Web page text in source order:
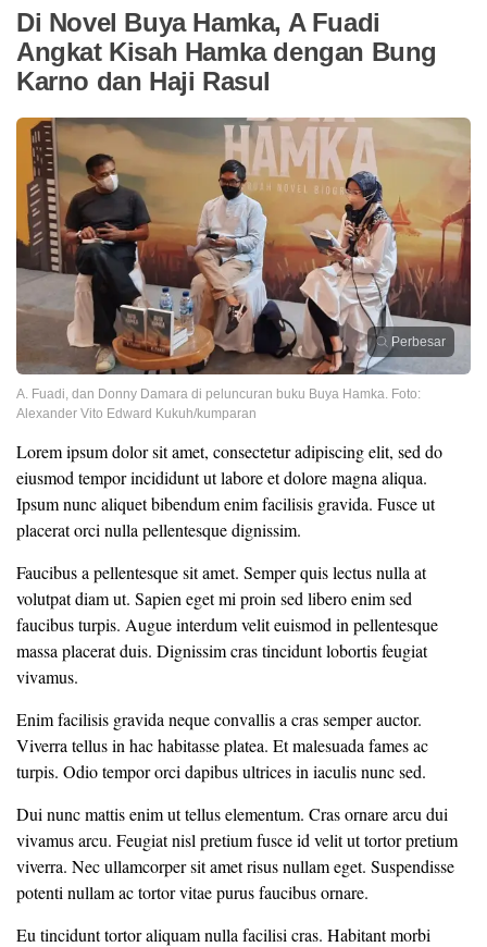
Di Novel Buya Hamka, A Fuadi
Angkat Kisah Hamka dengan Bung
Karno dan Haji Rasul
Perbesar
A. Fuadi, dan Donny Damara di peluncuran buku Buya Hamka. Foto:
Alexander Vito Edward Kukuh/kumparan
Lorem ipsum dolor sit amet, consectetur adipiscing elit, sed do
eiusmod tempor incididunt ut labore et dolore magna aliqua.
Ipsum nunc aliquet bibendum enim facilisis gravida. Fusce ut
placerat orci nulla pellentesque dignissim.
Faucibus a pellentesque sit amet. Semper quis lectus nulla at
volutpat diam ut. Sapien eget mi proin sed libero enim sed
faucibus turpis. Augue interdum velit euismod in pellentesque
massa placerat duis. Dignissim cras tincidunt lobortis feugiat
vivamus.
Enim facilisis gravida neque convallis a cras semper auctor.
Viverra tellus in hac habitasse platea. Et malesuada fames ac
turpis. Odio tempor orci dapibus ultrices in iaculis nunc sed.
Dui nunc mattis enim ut tellus elementum. Cras ornare arcu dui
vivamus arcu. Feugiat nisl pretium fusce id velit ut tortor pretium
viverra. Nec ullamcorper sit amet risus nullam eget. Suspendisse
potenti nullam ac tortor vitae purus faucibus ornare.
Eu tincidunt tortor aliquam nulla facilisi cras. Habitant morbi